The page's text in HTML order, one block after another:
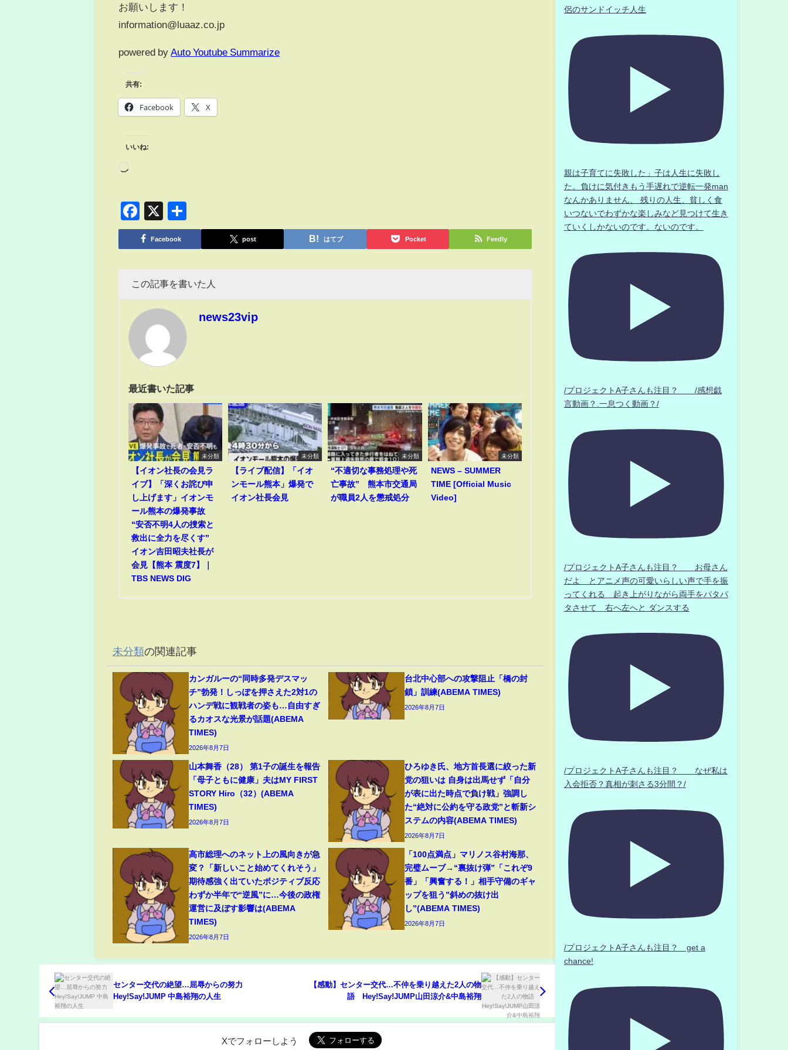
お願いします！
information@luaaz.co.jp
powered by Auto Youtube Summarize
共有:
Facebook X
いいね:
Facebook
X
有
Facebook post はてブ Pocket Feedly
この記事を書いた人
news23vip
最近書いた記事
未分類
【イオン社長の会見ラ
イブ】「深くお詫び申
し上げます」イオンモ
ール熊本の爆発事故
“安否不明4人の捜索と
救出に全力を尽くす”
イオン吉田昭夫社長が
会見【熊本 震度7】｜
TBS NEWS DIG
未分類
【ライブ配信】「イオ
ンモール熊本」爆発で
イオン社長会見
未分類
“不適切な事務処理や死
亡事故” 熊本市交通局
が職員2人を懲戒処分
未分類
NEWS – SUMMER
TIME [Official Music
Video]
未分類の関連記事
カンガルーの“同時多発デスマッ
チ”勃発！しっぽを押さえた2対1の
ハンデ戦に観戦者の姿も…自由すぎ
るカオスな光景が話題(ABEMA
TIMES)
2026年8月7日
台北中心部への攻撃阻止「橋の封
鎖」訓練(ABEMA TIMES)
2026年8月7日
山本舞香（28） 第1子の誕生を報告
「母子ともに健康」夫はMY FIRST
STORY Hiro（32）(ABEMA
TIMES)
2026年8月7日
ひろゆき氏、地方首長選に絞った新
党の狙いは 自身は出馬せず「自分
が表に出た時点で負け戦」強調し
た“絶対に公約を守る政党”と斬新シ
ステムの内容(ABEMA TIMES)
2026年8月7日
高市総理へのネット上の風向きが急
変？「新しいこと始めてくれそう」
期待感強く出ていたポジティブ反応
わずか半年で“逆風”に…今後の政権
運営に及ぼす影響は(ABEMA
TIMES)
2026年8月7日
「100点満点」マリノス谷村海那、
完璧ムーブ→“裏抜け弾”「これぞ9
番」「興奮する！」相手守備のギャ
ップを狙う”斜めの抜け出
し”(ABEMA TIMES)
2026年8月7日
センター交代の絶望…屈辱からの努力
Hey!Say!JUMP 中島裕翔の人生
【感動】センター交代…不仲を乗り越えた2人の物
語 Hey!Say!JUMP山田涼介&中島裕翔
Xでフォローしよう
侶のサンドイッチ人生
親は子育てに失敗した」子は人生に失敗し
た。負けに気付きもう手遅れで逆転一発man
なんかありません、 残りの人生、貧しく食
いつないでわずかな楽しみなど見つけて生き
ていくしかないのです。ないのです。
/プロジェクトA子さんも注目？ /感想戯
言動画？.一息つく動画？/
/プロジェクトA子さんも注目？ お母さん
だよ とアニメ声の可愛いらしい声で手を振
ってくれる 起き上がりながら両手をパタパ
タさせて 右へ左へと ダンスする
/プロジェクトA子さんも注目？ なぜ私は
入会拒否？真相が刺さる3分間？/
/プロジェクトA子さんも注目？ get a
chance!